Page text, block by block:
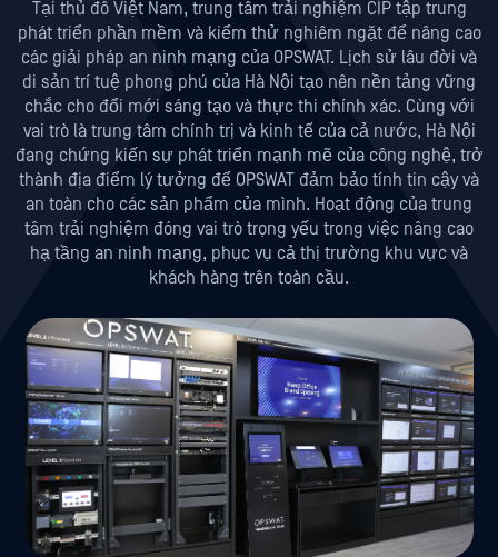
Tại thủ đô Việt Nam, trung tâm trải nghiệm CIP tập trung
phát triển phần mềm và kiểm thử nghiêm ngặt để nâng cao
các giải pháp an ninh mạng của OPSWAT. Lịch sử lâu đời và
di sản trí tuệ phong phú của Hà Nội tạo nên nền tảng vững
chắc cho đổi mới sáng tạo và thực thi chính xác. Cùng với
vai trò là trung tâm chính trị và kinh tế của cả nước, Hà Nội
đang chứng kiến sự phát triển mạnh mẽ của công nghệ, trở
thành địa điểm lý tưởng để OPSWAT đảm bảo tính tin cậy và
an toàn cho các sản phẩm của mình. Hoạt động của trung
tâm trải nghiệm đóng vai trò trọng yếu trong việc nâng cao
hạ tầng an ninh mạng, phục vụ cả thị trường khu vực và
khách hàng trên toàn cầu.